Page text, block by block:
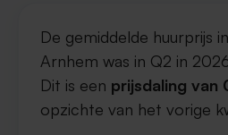
De gemiddelde huurprijs
Arnhem was in Q2 in
Dit is een prijsdaling van
opzichte van het vorige